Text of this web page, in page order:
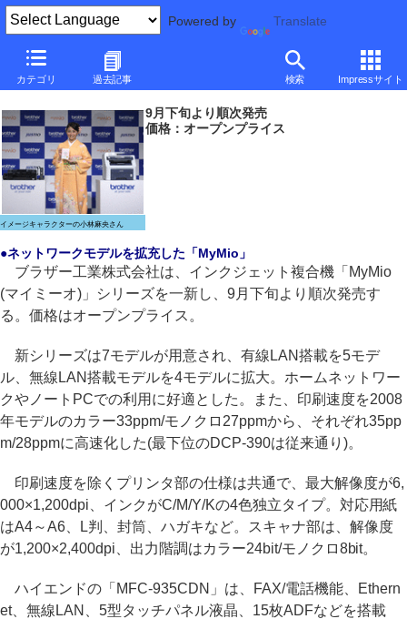
Powered by Translate
カテゴリ 過去記事 検索 Impressサイト
ブラザー、無線LANモデルを充実させたインクジェット複合機
～SOHO向けレーザーラインナップも拡充
イメージキャラクターの小林麻央さん
9月下旬より順次発売
価格：オープンプライス
●ネットワークモデルを拡充した「MyMio」
ブラザー工業株式会社は、インクジェット複合機「MyMio
(マイミーオ)」シリーズを一新し、9月下旬より順次発売す
る。価格はオープンプライス。
新シリーズは7モデルが用意され、有線LAN搭載を5モデ
ル、無線LAN搭載モデルを4モデルに拡大。ホームネットワー
クやノートPCでの利用に好適とした。また、印刷速度を2008
年モデルのカラー33ppm/モノクロ27ppmから、それぞれ35pp
m/28ppmに高速化した(最下位のDCP-390は従来通り)。
印刷速度を除くプリンタ部の仕様は共通で、最大解像度が6,
000×1,200dpi、インクがC/M/Y/Kの4色独立タイプ。対応用紙
はA4～A6、L判、封筒、ハガキなど。スキャナ部は、解像度
が1,200×2,400dpi、出力階調はカラー24bit/モノクロ8bit。
ハイエンドの「MFC-935CDN」は、FAX/電話機能、Ethern
et、無線LAN、5型タッチパネル液晶、15枚ADFなどを搭載